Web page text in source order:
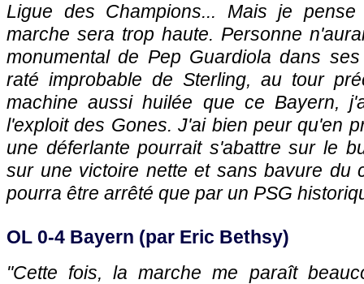
Ligue des Champions... Mais je
marche sera trop haute. Personne
monumental de Pep Guardiola dans
raté improbable de Sterling, au tour
machine aussi huilée que ce Bayern,
l'exploit des Gones. J'ai bien peur qu'en
une déferlante pourrait s'abattre sur le
sur une victoire nette et sans bavure du
pourra être arrêté que par un PSG
OL 0-4 Bayern (par Eric Bethsy)
"Cette fois, la marche me paraît